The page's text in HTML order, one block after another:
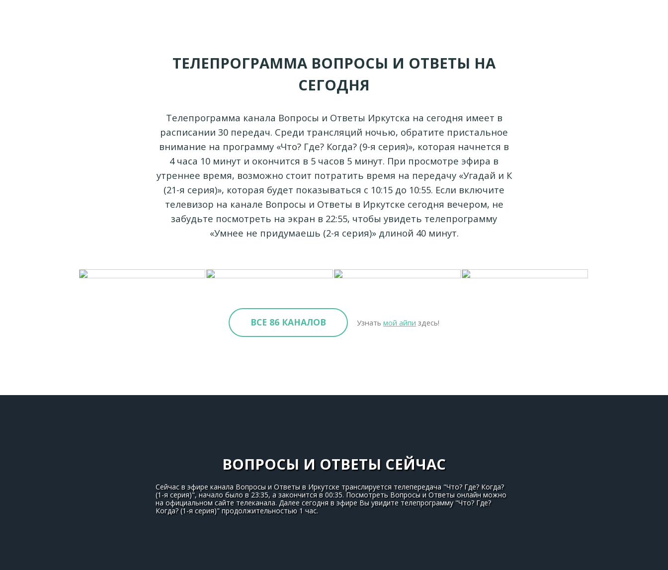
ТЕЛЕПРОГРАММА ВОПРОСЫ И ОТВЕТЫ НА
СЕГОДНЯ
Телепрограмма канала Вопросы и Ответы Иркутска на сегодня имеет в
расписании 30 передач. Среди трансляций ночью, обратите пристальное
внимание на программу «Что? Где? Когда? (9-я серия)», которая начнется в
4 часа 10 минут и окончится в 5 часов 5 минут. При просмотре эфира в
утреннее время, возможно стоит потратить время на передачу «Угадай и К
(21-я серия)», которая будет показываться с 10:15 до 10:55. Если включите
телевизор на канале Вопросы и Ответы в Иркутске сегодня вечером, не
забудьте посмотреть на экран в 22:55, чтобы увидеть телепрограмму
«Умнее не придумаешь (2-я серия)» длиной 40 минут.
ВСЕ 86 КАНАЛОВ Узнатьмой айпи здесь!
ВОПРОСЫ И ОТВЕТЫ СЕЙЧАС
Сейчас в эфире канала Вопросы и Ответы в Иркутске транслируется телепередача "Что? Где? Когда?
(1-я серия)", начало было в 23:35, а закончится в 00:35. Посмотреть Вопросы и Ответы онлайн можно
на официальном сайте телеканала. Далее сегодня в эфире Вы увидите телепрограмму "Что? Где?
Когда? (1-я серия)" продолжительностью 1 час.